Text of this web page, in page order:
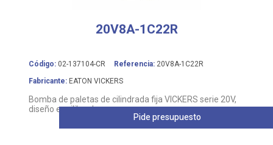
20V8A-1C22R
Código: 02-137104-CR Referencia: 20V8A-1C22R
Fabricante: EATON VICKERS
Bomba de paletas de cilindrada fija VICKERS serie 20V,
diseño equilibrado
Pide presupuesto